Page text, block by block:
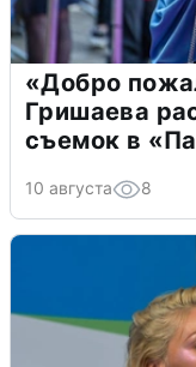
«Добро
Гришаева
съемок в
10 августа 8